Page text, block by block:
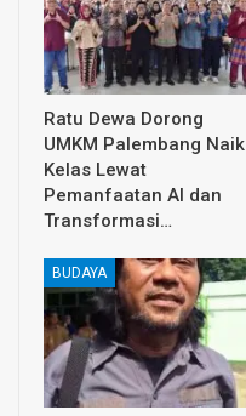
Ratu Dewa Dorong
UMKM Palembang Naik
Kelas Lewat
Pemanfaatan AI dan
Transformasi…
BUDAYA